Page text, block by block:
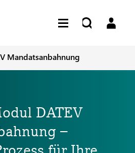
Mandatsanbahnung
DATEV
–